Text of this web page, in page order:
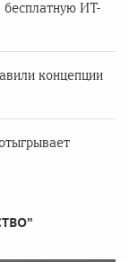
бесплатную ИТ-
концепции